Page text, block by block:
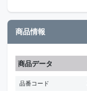
商品情報
商品データ
品番コード